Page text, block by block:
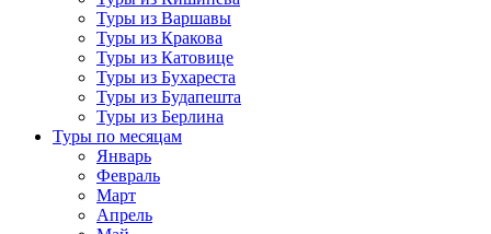
Туры из Варшавы
Туры из Кракова
Туры из Катовице
Туры из Бухареста
Туры из Будапешта
Туры из Берлина
Туры по месяцам
Январь
Февраль
Март
Апрель